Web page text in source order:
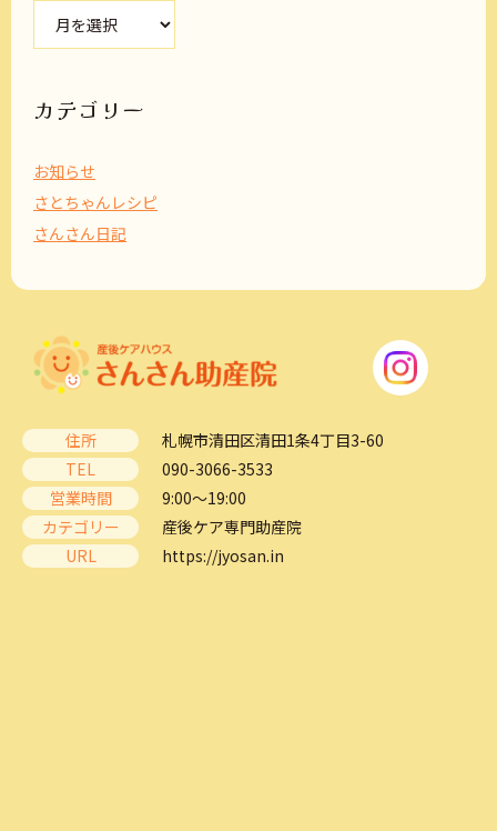
ブ
カテゴリー
お知らせ
さとちゃんレシピ
さんさん日記
住所
札幌市清田区清田1条4丁目3-60
TEL
090-3066-3533
営業時間
9:00～19:00
カテゴリー
産後ケア専門助産院
URL
https://jyosan.in